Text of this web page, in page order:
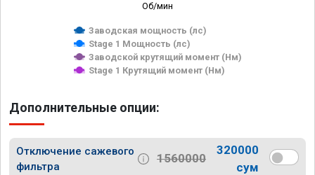
Об/мин
Заводская мощность (лс)
Stage 1 Мощность (лс)
Заводской крутящий момент (Нм)
Stage 1 Крутящий момент (Нм)
Дополнительные опции:
Отключение сажевого
фильтра
1560000
320000
сум